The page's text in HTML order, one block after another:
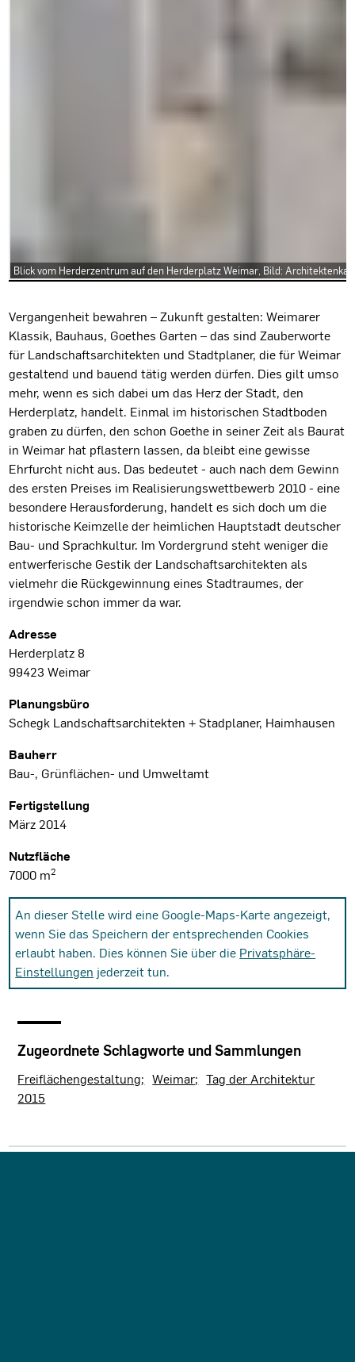
Blick vom Herderzentrum auf den Herderplatz Weimar, Bild:
Vergangenheit bewahren – Zukunft gestalten: Weimarer
Klassik, Bauhaus, Goethes Garten – das sind Zauberworte
für Landschaftsarchitekten und Stadtplaner, die für Weimar
gestaltend und bauend tätig werden dürfen. Dies gilt umso
mehr, wenn es sich dabei um das Herz der Stadt, den
Herderplatz, handelt. Einmal im historischen Stadtboden
graben zu dürfen, den schon Goethe in seiner Zeit als Baurat
in Weimar hat pflastern lassen, da bleibt eine gewisse
Ehrfurcht nicht aus. Das bedeutet - auch nach dem Gewinn
des ersten Preises im Realisierungswettbewerb 2010 - eine
besondere Herausforderung, handelt es sich doch um die
historische Keimzelle der heimlichen Hauptstadt deutscher
Bau- und Sprachkultur. Im Vordergrund steht weniger die
entwerferische Gestik der Landschaftsarchitekten als
vielmehr die Rückgewinnung eines Stadtraumes, der
irgendwie schon immer da war.
Projektdaten
Adresse
Herderplatz 8
99423 Weimar
Planungsbüro
Schegk Landschaftsarchitekten + Stadplaner, Haimhausen
Bauherr
Bau-, Grünflächen- und Umweltamt
Fertigstellung
März 2014
Nutzfläche
7000 m2
An dieser Stelle wird eine Google-Maps-Karte angezeigt,
wenn Sie das Speichern der entsprechenden Cookies
erlaubt haben. Dies können Sie über die Privatsphäre-
Einstellungen jederzeit tun.
Zugeordnete Schlagworte und Sammlungen
Freiflächengestaltung Weimar
Tag der Architektur
2015